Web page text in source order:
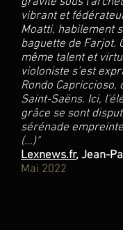
vibrant et
Moatti, habilement
baguette de Farjot.
même talent et
violoniste s’est
Rondo Capriccioso,
Saint-Saëns. Ici,
grâce se sont
sérénade
(...)"
Lexnews.fr, Jean-
Mai 2022